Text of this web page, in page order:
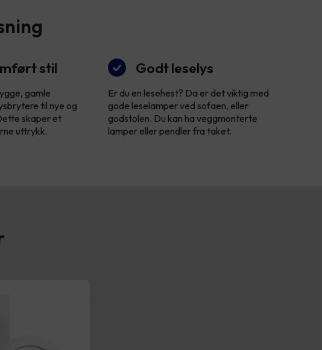
stil
gamle
til nye og
skaper et
uttrykk.
Godt leselys
Er du en lesehest? Da er det viktig med
gode leselamper ved sofaen, eller
godstolen. Du kan ha veggmonterte
lamper eller pendler fra taket.